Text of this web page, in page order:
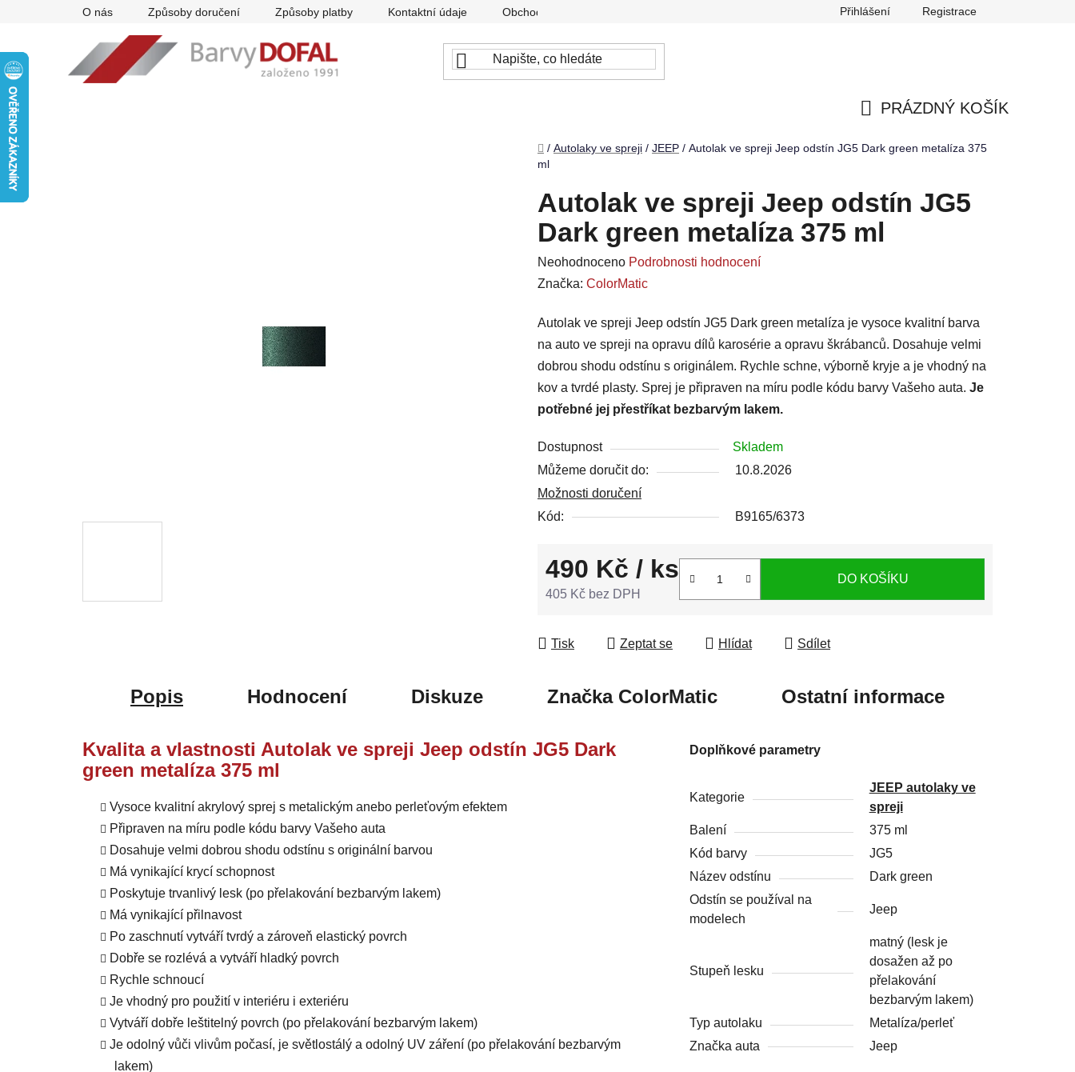
O nás Způsoby doručení Způsoby platby Kontaktní údaje Obchodní podmínky Reklamace Odstoupení od smlouvy
Přihlášení Registrace
PRÁZDNÝ KOŠÍK
Domů
/ Autolaky ve spreji / JEEP / Autolak ve spreji Jeep odstín JG5 Dark green metalíza 375
ml
Autolak ve spreji Jeep odstín JG5
Dark green metalíza 375 ml
Průměrné
hodnocení
je
0,0
z
5
hvězdiček.
Neohodnoceno Podrobnosti hodnocení
Značka: ColorMatic
Autolak ve spreji Jeep odstín JG5 Dark green metalíza je vysoce kvalitní barva
na auto ve spreji na opravu dílů karosérie a opravu škrábanců. Dosahuje velmi
dobrou shodu odstínu s originálem. Rychle schne, výborně kryje a je vhodný na
kov a tvrdé plasty. Sprej je připraven na míru podle kódu barvy Vašeho auta. Je
potřebné jej přestříkat bezbarvým lakem.
Dostupnost
Skladem
Můžeme doručit do:
10.8.2026
Možnosti doručení
Kód:
B9165/6373
490 Kč / ks
405 Kč bez DPH
DO KOŠÍKU
Tisk Zeptat se Hlídat Sdílet
Popis Hodnocení Diskuze ZnačkaColorMatic Ostatní informace
Kvalita a vlastnosti Autolak ve spreji Jeep odstín JG5 Dark
green metalíza 375 ml
Vysoce kvalitní akrylový sprej s metalickým anebo perleťovým efektem
Připraven na míru podle kódu barvy Vašeho auta
Dosahuje velmi dobrou shodu odstínu s originální barvou
Má vynikající krycí schopnost
Poskytuje trvanlivý lesk (po přelakování bezbarvým lakem)
Má vynikající přilnavost
Po zaschnutí vytváří tvrdý a zároveň elastický povrch
Dobře se rozlévá a vytváří hladký povrch
Rychle schnoucí
Je vhodný pro použití v interiéru i exteriéru
Vytváří dobře leštitelný povrch (po přelakování bezbarvým lakem)
Je odolný vůči vlivům počasí, je světlostálý a odolný UV záření (po přelakování bezbarvým
lakem)
Doplňkové parametry
Kategorie
JEEP autolaky ve
spreji
Balení
375 ml
Kód barvy
JG5
Název odstínu
Dark green
Odstín se používal na
modelech
Jeep
Stupeň lesku
matný (lesk je
dosažen až po
přelakování
bezbarvým lakem)
Typ autolaku
Metalíza/perleť
Značka auta
Jeep